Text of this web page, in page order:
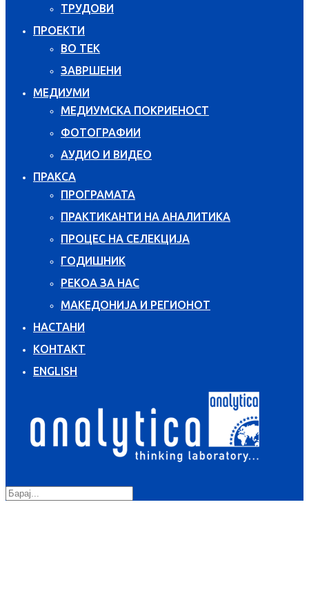
ТРУДОВИ
ПРОЕКТИ
ВО ТЕК
ЗАВРШЕНИ
МЕДИУМИ
МЕДИУМСКА ПОКРИЕНОСТ
ФОТОГРАФИИ
АУДИО И ВИДЕО
ПРАКСА
ПРОГРАМАТА
ПРАКТИКАНТИ НА АНАЛИТИКА
ПРОЦЕС НА СЕЛЕКЦИЈА
ГОДИШНИК
РЕКОА ЗА НАС
МАКЕДОНИЈА И РЕГИОНОТ
НАСТАНИ
КОНТАКТ
ENGLISH